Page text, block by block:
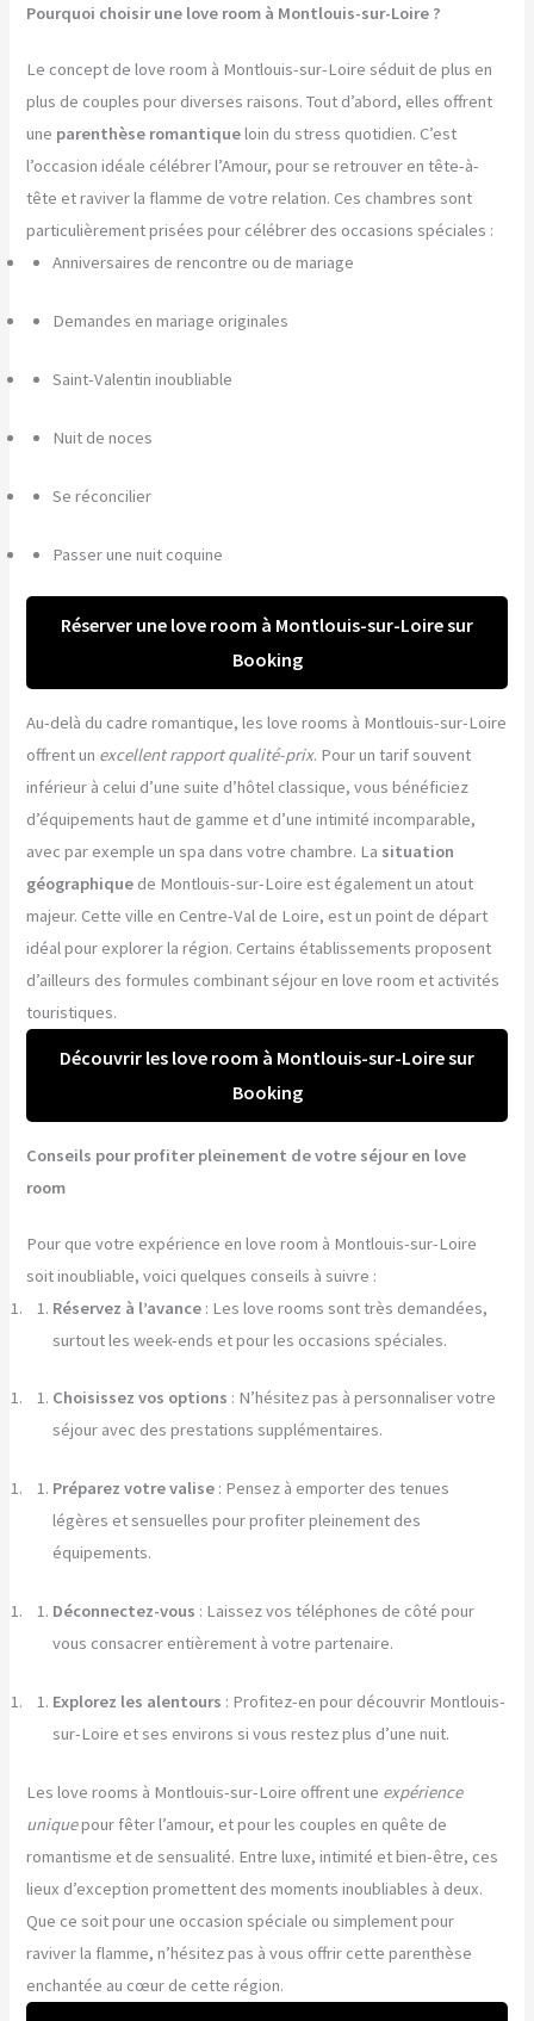
Pourquoi choisir une love room à Montlouis-sur-Loire ?
Le concept de love room à Montlouis-sur-Loire séduit de plus en
plus de couples pour diverses raisons. Tout d’abord, elles offrent
une parenthèse romantiqueloin du stress quotidien. C’est
l’occasion idéale célébrer l’Amour, pour se retrouver en tête-à-
tête et raviver la flamme de votre relation. Ces chambres sont
particulièrement prisées pour célébrer des occasions spéciales :
Anniversaires de rencontre ou de mariage
Demandes en mariage originales
Saint-Valentin inoubliable
Nuit de noces
Se réconcilier
Passer une nuit coquine
Réserver une love room à Montlouis-sur-Loire sur
Booking
Au-delà du cadre romantique, les love rooms à Montlouis-sur-Loire
offrent un excellent rapport qualité-prix. Pour un tarif souvent
inférieur à celui d’une suite d’hôtel classique, vous bénéficiez
d’équipements haut de gamme et d’une intimité incomparable,
avec par exemple un spa dans votre chambre. La situation
géographique de Montlouis-sur-Loire est également un atout
majeur. Cette ville en Centre-Val de Loire, est un point de départ
idéal pour explorer la région. Certains établissements proposent
d’ailleurs des formules combinant séjour en love room et activités
touristiques.
Découvrir les love room à Montlouis-sur-Loire sur
Booking
Conseils pour profiter pleinement de votre séjour en love
room
Pour que votre expérience en love room à Montlouis-sur-Loire
soit inoubliable, voici quelques conseils à suivre :
Réservez à l’avance : Les love rooms sont très demandées,
surtout les week-ends et pour les occasions spéciales.
Choisissez vos options : N’hésitez pas à personnaliser votre
séjour avec des prestations supplémentaires.
Préparez votre valise : Pensez à emporter des tenues
légères et sensuelles pour profiter pleinement des
équipements.
Déconnectez-vous : Laissez vos téléphones de côté pour
vous consacrer entièrement à votre partenaire.
Explorez les alentours : Profitez-en pour découvrir Montlouis-
sur-Loire et ses environs si vous restez plus d’une nuit.
Les love rooms à Montlouis-sur-Loire offrent une expérience
uniquepour fêter l’amour, et pour les couples en quête de
romantisme et de sensualité. Entre luxe, intimité et bien-être, ces
lieux d’exception promettent des moments inoubliables à deux.
Que ce soit pour une occasion spéciale ou simplement pour
raviver la flamme, n’hésitez pas à vous offrir cette parenthèse
enchantée au cœur de cette région.